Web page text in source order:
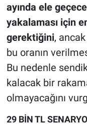
ayında ele
yakalaması için
gerektiğini,
bu oranın
Bu nedenle
kalacak bir
olmayacağını
29 BİN TL